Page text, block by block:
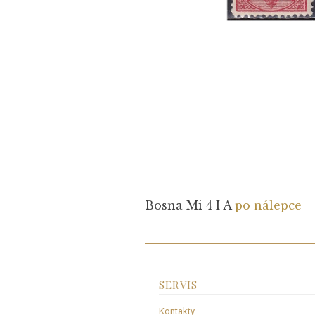
Bosna Mi 4 I Apo nálepce
SERVIS
Kontakty